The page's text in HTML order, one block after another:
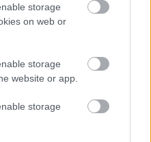
storage
on web or
storage
website or app.
storage
és nem is